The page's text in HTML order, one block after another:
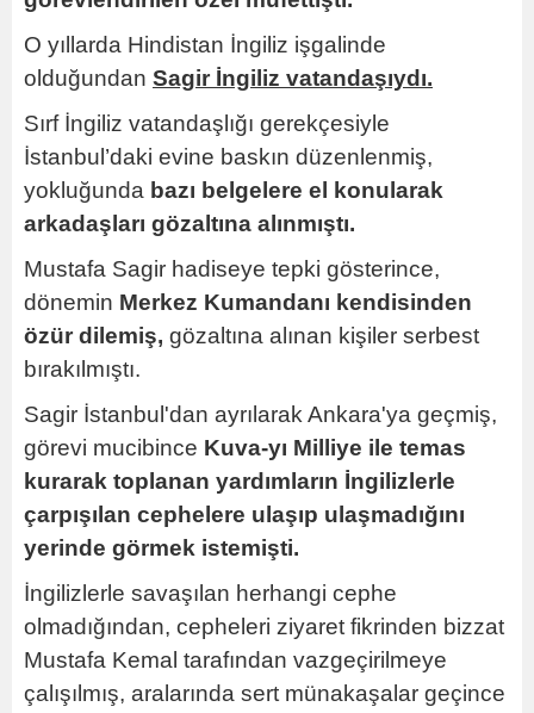
O yıllarda Hindistan İngiliz işgalinde
olduğundan Sagir İngiliz vatandaşıydı.
Sırf İngiliz vatandaşlığı gerekçesiyle
İstanbul’daki evine baskın düzenlenmiş,
yokluğunda bazı belgelere el konularak
arkadaşları gözaltına alınmıştı.
Mustafa Sagir hadiseye tepki gösterince,
dönemin Merkez Kumandanı kendisinden
özür dilemiş, gözaltına alınan kişiler serbest
bırakılmıştı.
Sagir İstanbul'dan ayrılarak Ankara'ya geçmiş,
görevi mucibince Kuva-yı Milliye ile temas
kurarak toplanan yardımların İngilizlerle
çarpışılan cephelere ulaşıp ulaşmadığını
yerinde görmek istemişti.
İngilizlerle savaşılan herhangi cephe
olmadığından, cepheleri ziyaret fikrinden bizzat
Mustafa Kemal tarafından vazgeçirilmeye
çalışılmış, aralarında sert münakaşalar geçince